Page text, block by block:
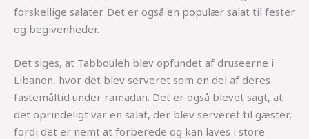
forskellige salater. Det er også en populær salat til fester
og begivenheder.
Det siges, at Tabbouleh blev opfundet af druseerne i
Libanon, hvor det blev serveret som en del af deres
fastemåltid under ramadan. Det er også blevet sagt, at
det oprindeligt var en salat, der blev serveret til gæster,
fordi det er nemt at forberede og kan laves i store